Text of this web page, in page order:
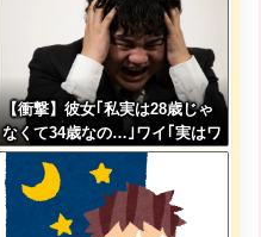
【衝撃】彼女｢私実は28歳じゃ
なくて34歳なの…｣ワイ｢実はワ
イも年収800万やなくて300万
なんや｣→結果w w w w w w w
w w w